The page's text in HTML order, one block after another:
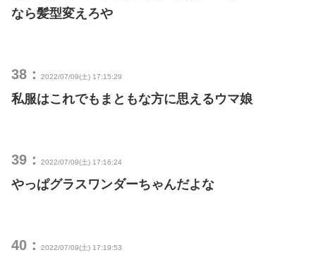
なら髪型変えろや
38： 2022/07/09(土) 17:15:29
私服はこれでもまともな方に思えるウマ娘
39： 2022/07/09(土) 17:16:24
やっぱグラスワンダーちゃんだよな
40： 2022/07/09(土) 17:19:53